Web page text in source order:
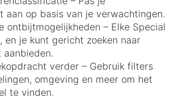
aan op basis van je verwachtingen.
ontbijtmogelijkheden – Elke Special
en je kunt gericht zoeken naar
verder – Gebruik filters
omgeving en meer om het
te vinden.